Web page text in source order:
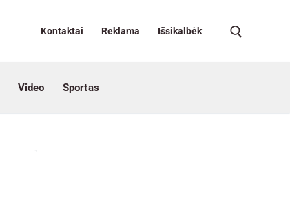
Kontaktai Reklama Išsikalbėk
Video Sportas